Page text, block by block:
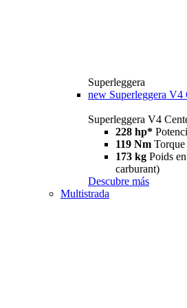
Superleggera
new Superleggera V4
Superleggera V4
228 hp*
119 Nm Torque
173 kg Poids
carburant)
Descubre más
Multistrada